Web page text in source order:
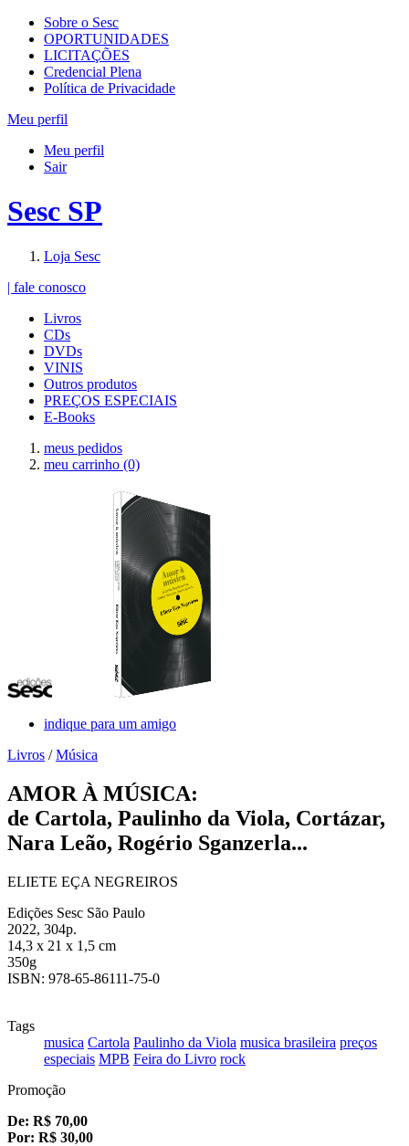
Sobre o Sesc
OPORTUNIDADES
LICITAÇÕES
Credencial Plena
Política de Privacidade
Meu perfil
Meu perfil
Sair
Sesc SP
Loja Sesc
| fale conosco
Livros
CDs
DVDs
VINIS
Outros produtos
PREÇOS ESPECIAIS
E-Books
meus pedidos
meu carrinho (0)
indique para um amigo
Livros /Música
AMOR À MÚSICA:
de Cartola, Paulinho da Viola, Cortázar,
Nara Leão, Rogério Sganzerla...
ELIETE EÇA NEGREIROS
Edições Sesc São Paulo
2022, 304p.
14,3 x 21 x 1,5 cm
350g
ISBN: 978-65-86111-75-0
Tags
musica Cartola Paulinho da Viola musica brasileira preços
especiais MPB Feira do Livro rock
Promoção
De: R$ 70,00
Por: R$ 30,00